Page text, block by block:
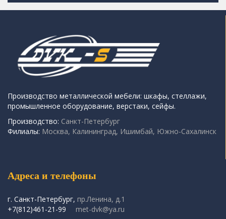
Производство металлической мебели: шкафы, стеллажи,
промышленное оборудование, верстаки, сейфы.
Производство: Санкт-Петербург
Филиалы: Москва, Калининград, Ишимбай, Южно-Сахалинск
Адреса и телефоны
г. Санкт-Петербург, пр.Ленина, д.1
+7(812)461-21-99
met-dvk@ya.ru